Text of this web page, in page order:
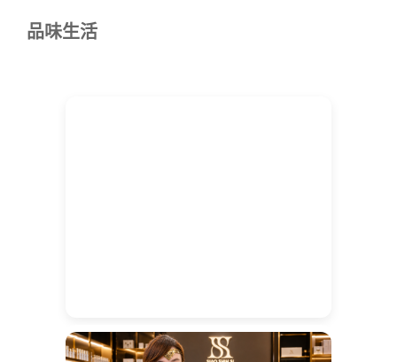
品味生活